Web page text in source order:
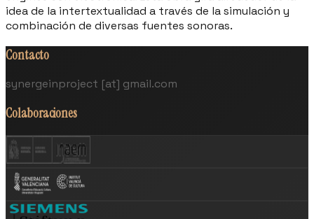
idea de la intertextualidad a través de la simulación y
combinación de diversas fuentes sonoras.
Contacto
synergeinproject [at] gmail.com
Colaboraciones